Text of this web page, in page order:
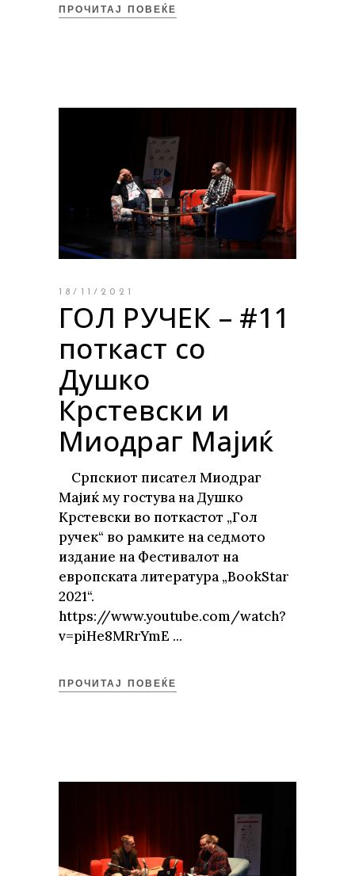
ПРОЧИТАЈ ПОВЕЌЕ
18/11/2021
ГОЛ РУЧЕК – #11
поткаст со
Душко
Крстевски и
Миодраг Мајиќ
Српскиот писател Миодраг
Мајиќ му гостува на Душко
Крстевски во поткастот „Гол
ручек“ во рамките на седмото
издание на Фестивалот на
европската литература „BookStar
2021“.
https://www.youtube.com/watch?
v=piHe8MRrYmE
ПРОЧИТАЈ ПОВЕЌЕ